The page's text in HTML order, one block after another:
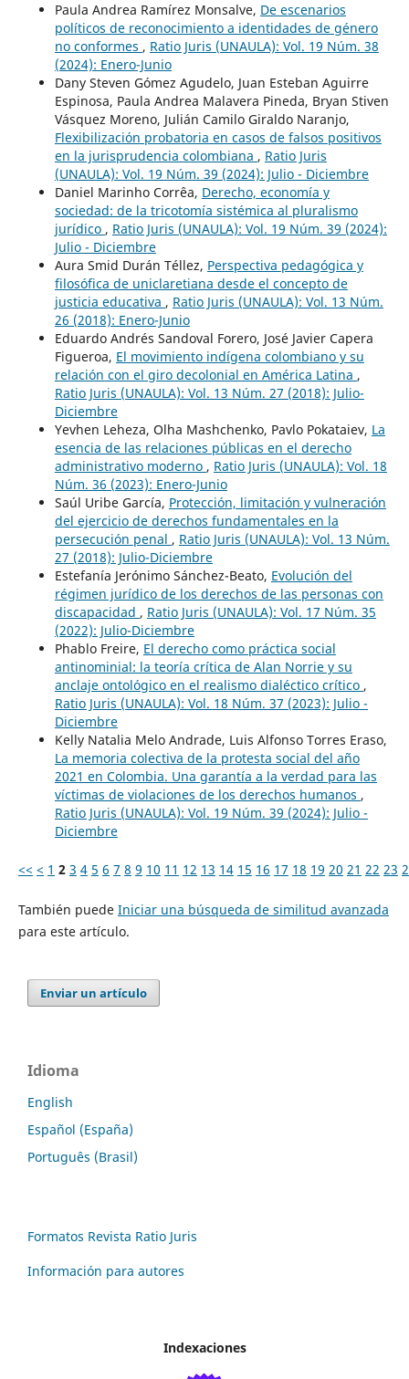
Paula Andrea Ramírez Monsalve, De escenarios
políticos de reconocimiento a identidades de género
no conformes , Ratio Juris (UNAULA): Vol. 19 Núm. 38
(2024): Enero-Junio
Dany Steven Gómez Agudelo, Juan Esteban Aguirre
Espinosa, Paula Andrea Malavera Pineda, Bryan Stiven
Vásquez Moreno, Julián Camilo Giraldo Naranjo,
Flexibilización probatoria en casos de falsos positivos
en la jurisprudencia colombiana , Ratio Juris
(UNAULA): Vol. 19 Núm. 39 (2024): Julio - Diciembre
Daniel Marinho Corrêa, Derecho, economía y
sociedad: de la tricotomía sistémica al pluralismo
jurídico , Ratio Juris (UNAULA): Vol. 19 Núm. 39 (2024):
Julio - Diciembre
Aura Smid Durán Téllez, Perspectiva pedagógica y
filosófica de uniclaretiana desde el concepto de
justicia educativa , Ratio Juris (UNAULA): Vol. 13 Núm.
26 (2018): Enero-Junio
Eduardo Andrés Sandoval Forero, José Javier Capera
Figueroa, El movimiento indígena colombiano y su
relación con el giro decolonial en América Latina ,
Ratio Juris (UNAULA): Vol. 13 Núm. 27 (2018): Julio-
Diciembre
Yevhen Leheza, Olha Mashchenko, Pavlo Pokataiev, La
esencia de las relaciones públicas en el derecho
administrativo moderno , Ratio Juris (UNAULA): Vol. 18
Núm. 36 (2023): Enero-Junio
Saúl Uribe García, Protección, limitación y vulneración
del ejercicio de derechos fundamentales en la
persecución penal , Ratio Juris (UNAULA): Vol. 13 Núm.
27 (2018): Julio-Diciembre
Estefanía Jerónimo Sánchez-Beato, Evolución del
régimen jurídico de los derechos de las personas con
discapacidad , Ratio Juris (UNAULA): Vol. 17 Núm. 35
(2022): Julio-Diciembre
Phablo Freire, El derecho como práctica social
antinominial: la teoría crítica de Alan Norrie y su
anclaje ontológico en el realismo dialéctico crítico ,
Ratio Juris (UNAULA): Vol. 18 Núm. 37 (2023): Julio -
Diciembre
Kelly Natalia Melo Andrade, Luis Alfonso Torres Eraso,
La memoria colectiva de la protesta social del año
2021 en Colombia. Una garantía a la verdad para las
víctimas de violaciones de los derechos humanos ,
Ratio Juris (UNAULA): Vol. 19 Núm. 39 (2024): Julio -
Diciembre
<< < 1 2 3 4 5 6 7 8 9 10 11 12 13 14 15 16 17 18 19 20 21 22 23
También puede Iniciar una búsqueda de similitud avanzada
para este artículo.
Enviar un artículo
Idioma
English
Español (España)
Português (Brasil)
Formatos Revista Ratio Juris
Información para autores
Indexaciones